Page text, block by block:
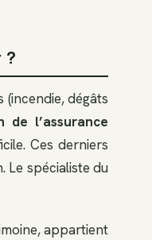
?
dégâts
l’assurance
Ces derniers
Le spécialiste du
appartient